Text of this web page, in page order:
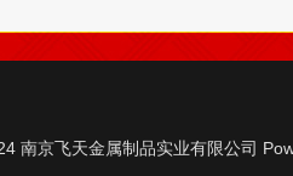
南京飞天金属制品实业有限公司